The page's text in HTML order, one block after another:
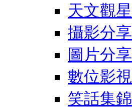
天文觀星
攝影分享
圖片分享
數位影視
笑話集錦